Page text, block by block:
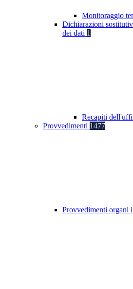
Monitoraggio
Dichiarazioni
dei dati 1
Recapiti
Provvedimenti 1477
Provvedimenti organi